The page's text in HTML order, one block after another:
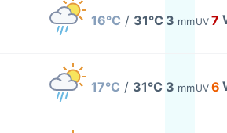
16°C / 31°C 3 mmUV 7
17°C / 31°C 3 mmUV 6